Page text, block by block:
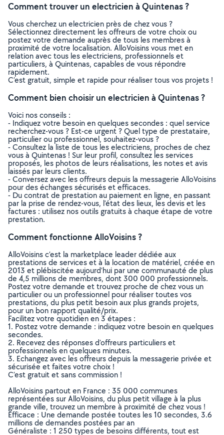
Comment trouver un electricien à Quintenas ?
Vous cherchez un electricien près de chez vous ?
Sélectionnez directement les offreurs de votre choix ou
postez votre demande auprès de tous les membres à
proximité de votre localisation. AlloVoisins vous met en
relation avec tous les electriciens, professionnels et
particuliers, à Quintenas, capables de vous répondre
rapidement.
C’est gratuit, simple et rapide pour réaliser tous vos projets !
Comment bien choisir un electricien à Quintenas ?
Voici nos conseils :
- Indiquez votre besoin en quelques secondes : quel service
recherchez-vous ? Est-ce urgent ? Quel type de prestataire,
particulier ou professionnel, souhaitez-vous ?
- Consultez la liste de tous les electriciens, proches de chez
vous à Quintenas ! Sur leur profil, consultez les services
proposés, les photos de leurs réalisations, les notes et avis
laissés par leurs clients.
- Conversez avec les offreurs depuis la messagerie AlloVoisins
pour des échanges sécurisés et efficaces.
- Du contrat de prestation au paiement en ligne, en passant
par la prise de rendez-vous, l’état des lieux, les devis et les
factures : utilisez nos outils gratuits à chaque étape de votre
prestation.
Comment fonctionne AlloVoisins ?
AlloVoisins c’est la marketplace leader dédiée aux
prestations de services et à la location de matériel, créée en
2013 et plébiscitée aujourd’hui par une communauté de plus
de 4,5 millions de membres, dont 300 000 professionnels.
Postez votre demande et trouvez proche de chez vous un
particulier ou un professionnel pour réaliser toutes vos
prestations, du plus petit besoin aux plus grands projets,
pour un bon rapport qualité/prix.
Facilitez votre quotidien en 3 étapes :
1. Postez votre demande : indiquez votre besoin en quelques
secondes.
2. Recevez des réponses d’offreurs particuliers et
professionnels en quelques minutes.
3. Echangez avec les offreurs depuis la messagerie privée et
sécurisée et faites votre choix !
C’est gratuit et sans commission !
AlloVoisins partout en France : 35 000 communes
représentées sur AlloVoisins, du plus petit village à la plus
grande ville, trouvez un membre à proximité de chez vous !
Efficace : Une demande postée toutes les 10 secondes, 3.6
millions de demandes postées par an
Généraliste : 1 250 types de besoins différents, tout est